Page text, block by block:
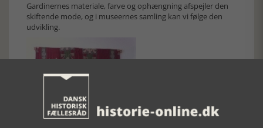
Gardinernes materiale, farve og ophængning afspejler den
skiftende mode, og i museernes samling kan vi følge den
udvikling.